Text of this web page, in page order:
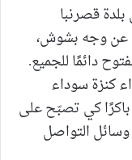
قصرنبا
نحو 57 عامًا. تنمّ عن وجه بشوش،
دائمًا للجميع.
كنزة سوداء
باكرًا كي تصبّح على
وسائل التواصل